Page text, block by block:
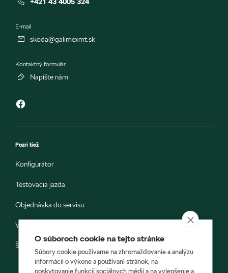
E-mail
skoda@galimexmt.sk
Kontaktný formulár
Napíšte nám
Pozri tiež
Konfigurátor
Testovacia jazda
Objednávka do servisu
Vozidlá ihneď k odberu
Škoda E-shop
O súboroch cookie na tejto stránke
Súbory cookie používame na zhromažďovanie a analýzu
informácií o výkone a používaní stránok, na
poskytovanie funkcií sociálnych médií a na vylepšenie a